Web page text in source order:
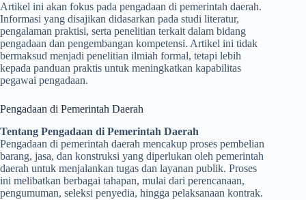
Artikel ini akan fokus pada pengadaan di pemerintah daerah.
Informasi yang disajikan didasarkan pada studi literatur,
pengalaman praktisi, serta penelitian terkait dalam bidang
pengadaan dan pengembangan kompetensi. Artikel ini tidak
bermaksud menjadi penelitian ilmiah formal, tetapi lebih
kepada panduan praktis untuk meningkatkan kapabilitas
pegawai pengadaan.
Pengadaan di Pemerintah Daerah
Tentang Pengadaan di Pemerintah Daerah
Pengadaan di pemerintah daerah mencakup proses pembelian
barang, jasa, dan konstruksi yang diperlukan oleh pemerintah
daerah untuk menjalankan tugas dan layanan publik. Proses
ini melibatkan berbagai tahapan, mulai dari perencanaan,
pengumuman, seleksi penyedia, hingga pelaksanaan kontrak.